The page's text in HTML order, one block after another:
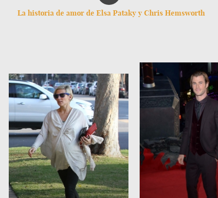
La historia de amor de Elsa Pataky y Chris Hemsworth